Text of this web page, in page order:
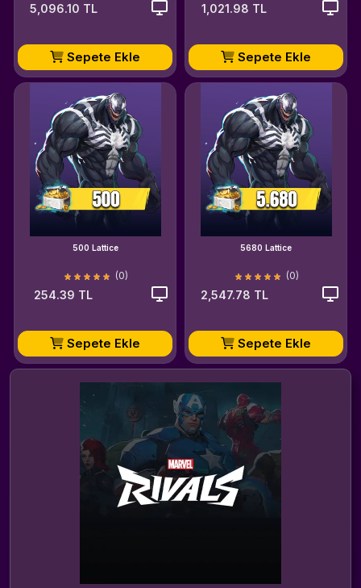
5,096.10 TL
Sepete Ekle
1,021.98 TL
Sepete Ekle
500 Lattice
(0)
254.39 TL
Sepete Ekle
5680 Lattice
(0)
2,547.78 TL
Sepete Ekle